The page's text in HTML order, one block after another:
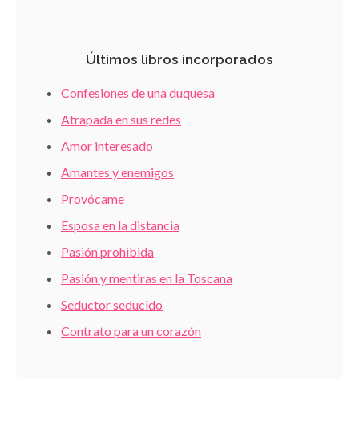
Últimos libros incorporados
Confesiones de una duquesa
Atrapada en sus redes
Amor interesado
Amantes y enemigos
Provócame
Esposa en la distancia
Pasión prohibida
Pasión y mentiras en la Toscana
Seductor seducido
Contrato para un corazón